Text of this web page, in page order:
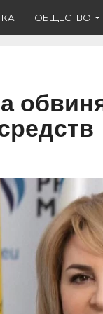
ОБЩЕСТВО